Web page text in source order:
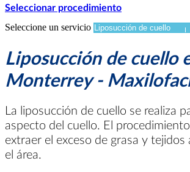
Seleccionar procedimiento
Seleccione un servicio
Liposucción de cuello
Monterrey -
La liposucción de cuello se realiza
aspecto del cuello. El
extraer el exceso de grasa y tejidos
el área.